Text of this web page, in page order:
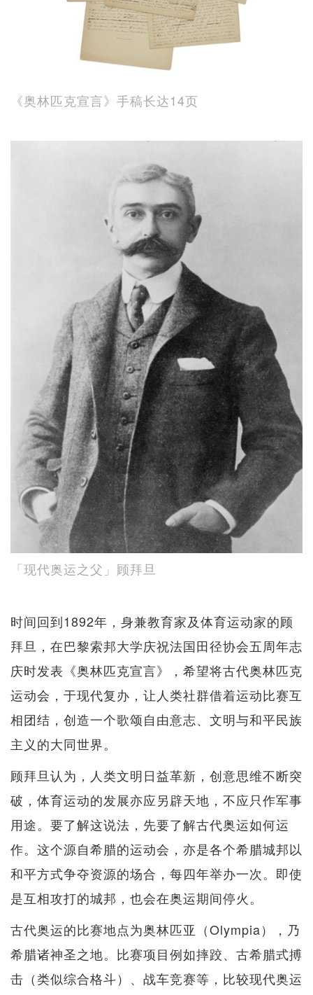
《奥林匹克宣言》手稿长达14页
「现代奥运之父」顾拜旦
时间回到1892年，身兼教育家及体育运动家的顾
拜旦，在巴黎索邦大学庆祝法国田径协会五周年志
庆时发表《奥林匹克宣言》，希望将古代奥林匹克
运动会，于现代复办，让人类社群借着运动比赛互
相团结，创造一个歌颂自由意志、文明与和平民族
主义的大同世界。
顾拜旦认为，人类文明日益革新，创意思维不断突
破，体育运动的发展亦应另辟天地，不应只作军事
用途。要了解这说法，先要了解古代奥运如何运
作。这个源自希腊的运动会，亦是各个希腊城邦以
和平方式争夺资源的场合，每四年举办一次。即使
是互相攻打的城邦，也会在奥运期间停火。
古代奥运的比赛地点为奥林匹亚（Olympia），乃
希腊诸神圣之地。比赛项目例如摔跤、古希腊式搏
击（类似综合格斗）、战车竞赛等，比较现代奥运